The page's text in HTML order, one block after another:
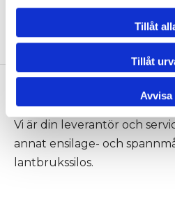
Tillåt
Tillåt
Avvisa
Vajer till Teleskoprör Rör
Neuero
Vi är din leverantör och
annat ensilage- och
lantbrukssilos.